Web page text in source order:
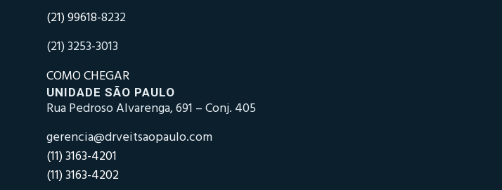
(21) 99618-8232
(21) 3253-3013
COMO CHEGAR
UNIDADE SÃO PAULO
Rua Pedroso Alvarenga, 691 – Conj. 405
gerencia@drveitsaopaulo.com
(11) 3163-4201
(11) 3163-4202